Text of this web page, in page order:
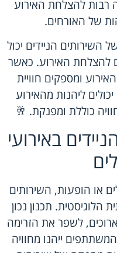
רבות להצלחת האירוע
של האורחים.
השירותים הניידים יכול
להצלחת האירוע. כאשר
ומספקים חוויית
ליהנות מהאירוע
כוללת ומפנקת. 🥂
באירועי
או הופעות, השירותים
תכנון נכון
לשפר את הזרימה
ייהנו מחוויה